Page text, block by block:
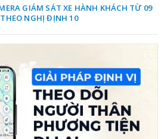
GIÁM SÁT XE HÀNH KHÁCH TỪ 09
THEO NGHỊ ĐỊNH 10